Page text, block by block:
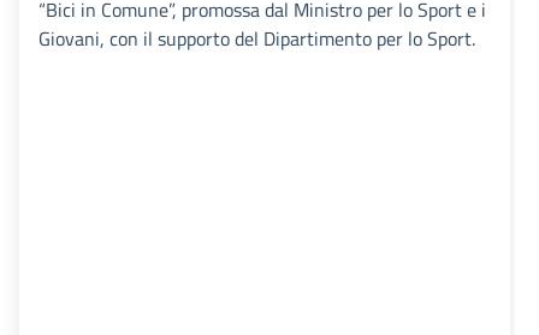
“Bici in Comune”, promossa dal Ministro per lo Sport e i
Giovani, con il supporto del Dipartimento per lo Sport.